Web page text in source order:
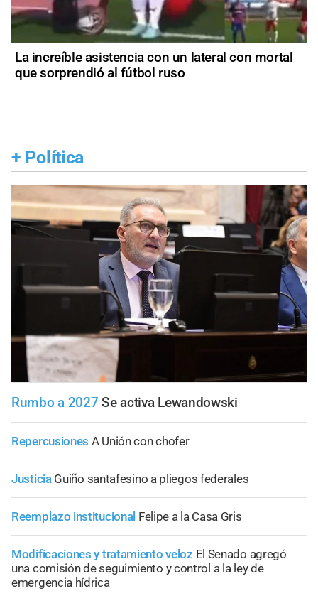
La increíble asistencia con un lateral con mortal
que sorprendió al fútbol ruso
+ Política
Rumbo a 2027 Se activa Lewandowski
Repercusiones A Unión con chofer
Justicia Guiño santafesino a pliegos federales
Reemplazo institucional Felipe a la Casa Gris
Modificaciones y tratamiento veloz El Senado agregó
una comisión de seguimiento y control a la ley de
emergencia hídrica